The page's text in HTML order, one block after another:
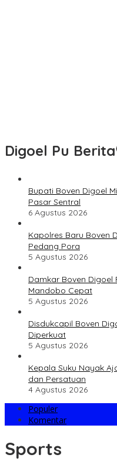
Digoel Pu Berita
Bupati Boven Digoel
Pasar Sentral
6 Agustus 2026
Kapolres Baru Boven
Pedang Pora
5 Agustus 2026
Damkar Boven
Mandobo Cepat
5 Agustus 2026
Disdukcapil Boven
Diperkuat
5 Agustus 2026
Kepala Suku Nayak
dan Persatuan
4 Agustus 2026
Populer
Komentar
Sports